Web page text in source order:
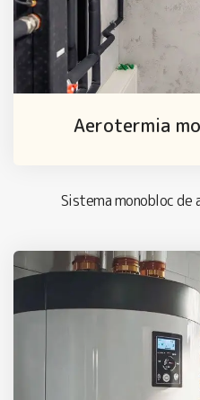
Aerotermia
Sistema monobloc de